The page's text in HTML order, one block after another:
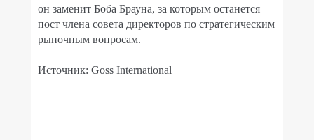
он заменит Боба Брауна, за которым останется
пост члена совета директоров по стратегическим
рыночным вопросам.
Источник: Goss International